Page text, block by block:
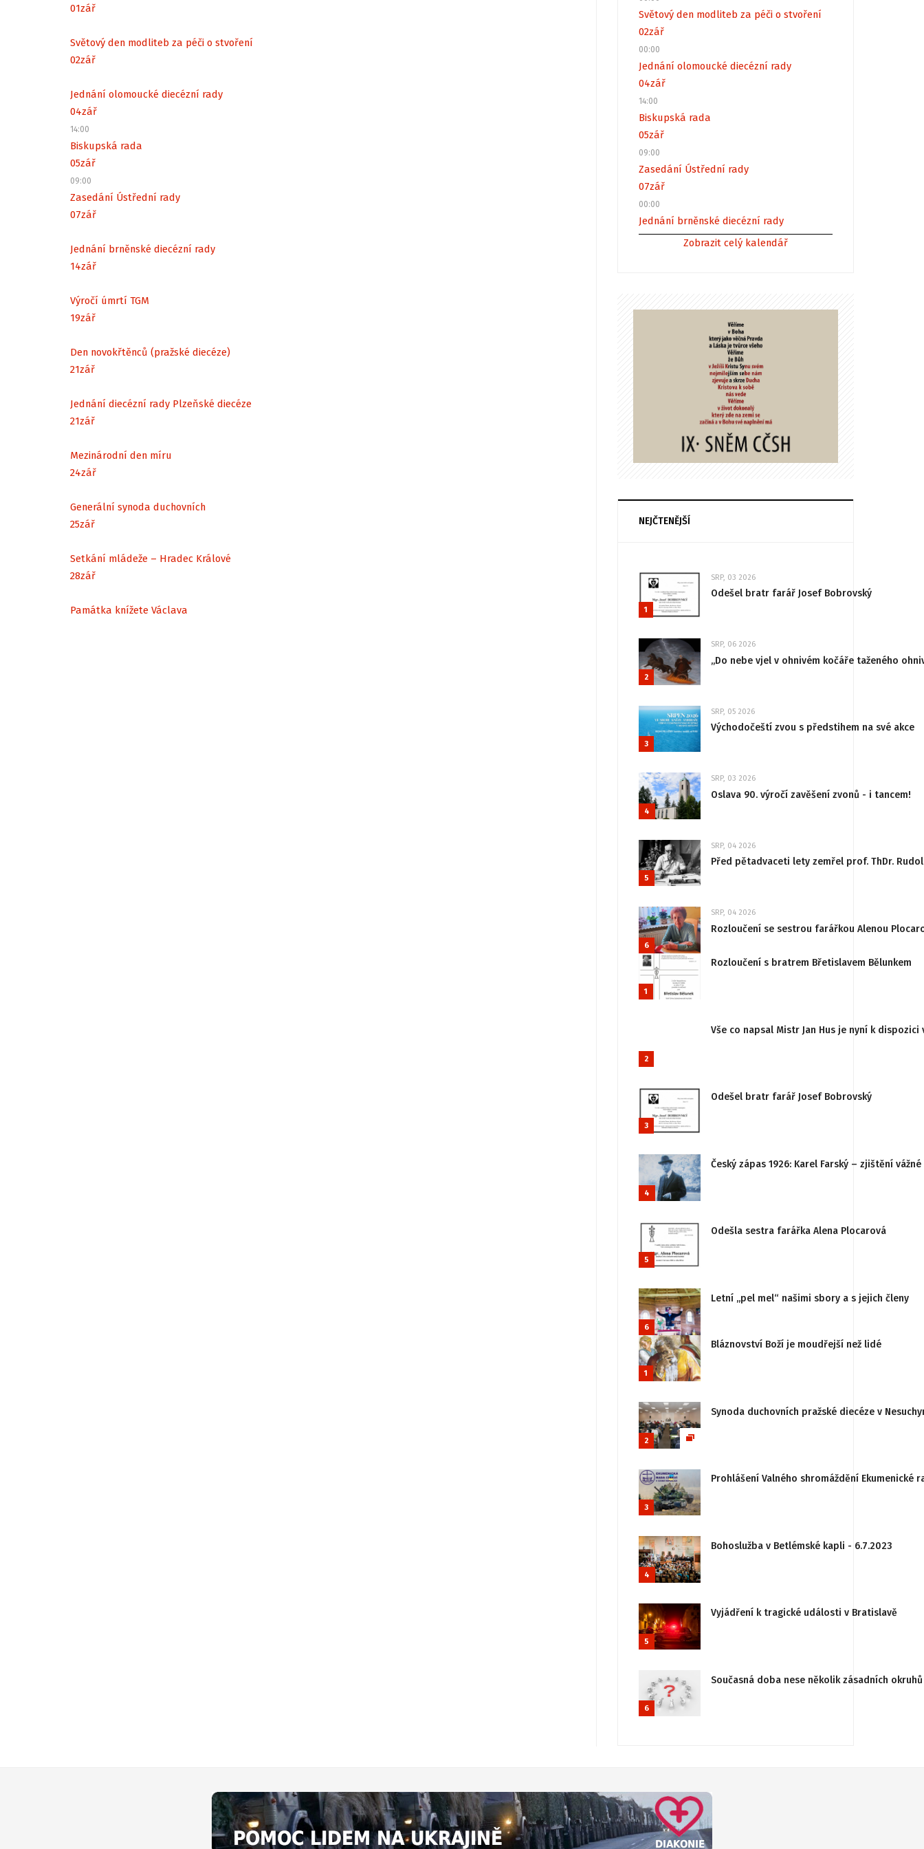
01zář
Světový den modliteb za péči o stvoření
02zář
Jednání olomoucké diecézní rady
04zář
14:00
Biskupská rada
05zář
09:00
Zasedání Ústřední rady
07zář
Jednání brněnské diecézní rady
14zář
Výročí úmrtí TGM
19zář
Den novokřtěnců (pražské diecéze)
21zář
Jednání diecézní rady Plzeňské diecéze
21zář
Mezinárodní den míru
24zář
Generální synoda duchovních
25zář
Setkání mládeže – Hradec Králové
28zář
Památka knížete Václava
Světový den modliteb za péči o stvoření
02zář
00:00
Jednání olomoucké diecézní rady
04zář
14:00
Biskupská rada
05zář
09:00
Zasedání Ústřední rady
07zář
00:00
Jednání brněnské diecézní rady
Zobrazit celý kalendář
NEJČTENĚJŠÍ
1
SRP, 03 2026
Odešel bratr farář Josef Bobrovský
2
SRP, 06 2026
„Do nebe vjel v ohnivém kočáře taženého
3
SRP, 05 2026
Východočeští zvou s předstihem na své akce
4
SRP, 03 2026
Oslava 90. výročí zavěšení zvonů - i tancem!
5
SRP, 04 2026
Před pětadvaceti lety zemřel prof. ThDr.
6
SRP, 04 2026
Rozloučení se sestrou farářkou Alenou
1
Rozloučení s bratrem Břetislavem Bělunkem
2
Vše co napsal Mistr Jan Hus je nyní k
3
Odešel bratr farář Josef Bobrovský
4
Český zápas 1926: Karel Farský – zjištění
5
Odešla sestra farářka Alena Plocarová
6
Letní „pel mel“ našimi sbory a s jejich členy
1
Bláznovství Boží je moudřejší než lidé
2
Synoda duchovních pražské diecéze v
3
Prohlášení Valného shromáždění
4
Bohoslužba v Betlémské kapli - 6.7.2023
5
Vyjádření k tragické události v Bratislavě
6
Současná doba nese několik zásadních